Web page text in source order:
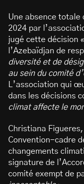
Une absence totale
2024 par
jugé cette décision «
l’Azebaïdjan de
diversité et de
au sein du comité
L’association qui
dans les décisions
climat affecte le
Christiana
Convention-cadre
changements
signature de
comité exempt de